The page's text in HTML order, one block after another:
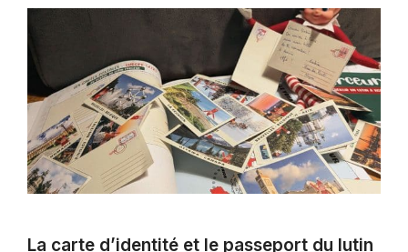
La carte d’identité et le passeport du lutin